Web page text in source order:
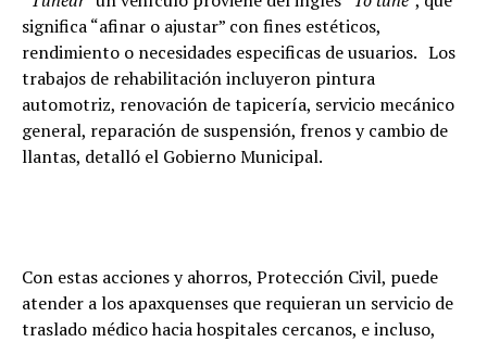
significa “afinar o ajustar” con fines estéticos,
rendimiento o necesidades especificas de usuarios. Los
trabajos de rehabilitación incluyeron pintura
automotriz, renovación de tapicería, servicio mecánico
general, reparación de suspensión, frenos y cambio de
llantas, detalló el Gobierno Municipal.
Con estas acciones y ahorros, Protección Civil, puede
atender a los apaxquenses que requieran un servicio de
traslado médico hacia hospitales cercanos, e incluso,